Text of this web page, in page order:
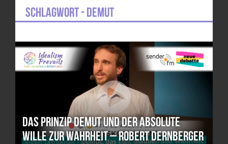
Schlagwort - Demut
Das Prinzip Demut und der absolute
Wille zur Wahrheit – Robert Dernberger